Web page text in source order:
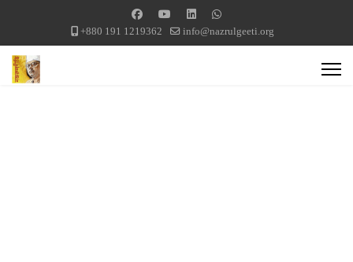
+880 191 1219362 info@nazrulgeeti.org